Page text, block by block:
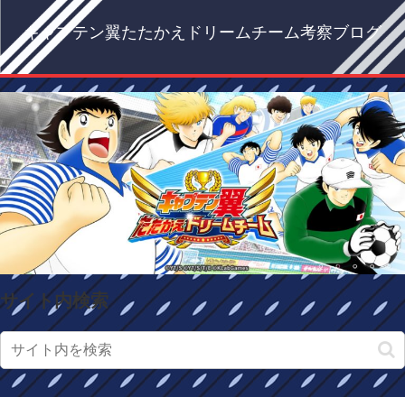
キャプテン翼たたかえドリームチーム考察ブログ
サイト内検索